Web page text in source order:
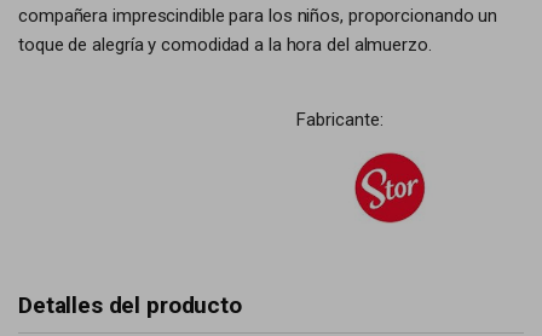
compañera imprescindible para los niños, proporcionando un
toque de alegría y comodidad a la hora del almuerzo.
Fabricante:
Detalles del producto